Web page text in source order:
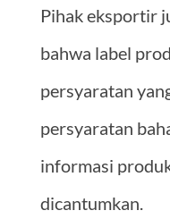
Pihak eksportir
bahwa label
persyaratan
persyaratan
informasi
dicantumkan.